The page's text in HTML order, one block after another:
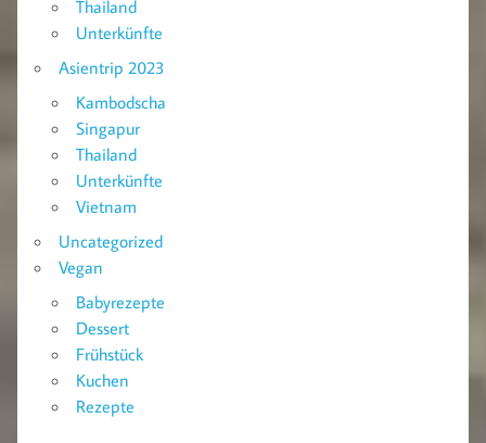
Thailand
Unterkünfte
Asientrip 2023
Kambodscha
Singapur
Thailand
Unterkünfte
Vietnam
Uncategorized
Vegan
Babyrezepte
Dessert
Frühstück
Kuchen
Rezepte